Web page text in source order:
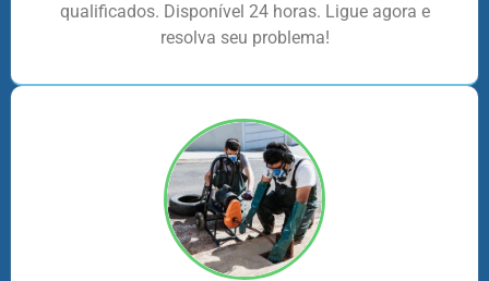
qualificados. Disponível 24 horas. Ligue agora e
resolva seu problema!